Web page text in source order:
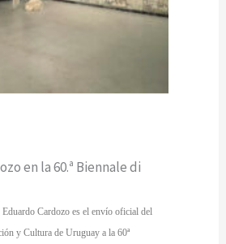
en la 60.ª Biennale di
Cardozo es el envío oficial del
y Cultura de Uruguay a la 60ª